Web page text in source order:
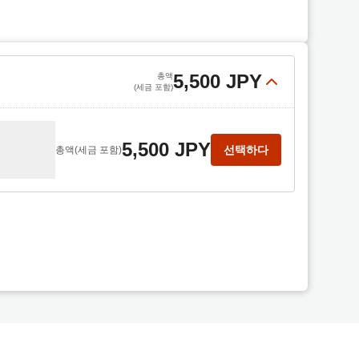
총액
(세금 포함)5,500 JPY
총액(세금 포함)5,500 JPY 선택하다